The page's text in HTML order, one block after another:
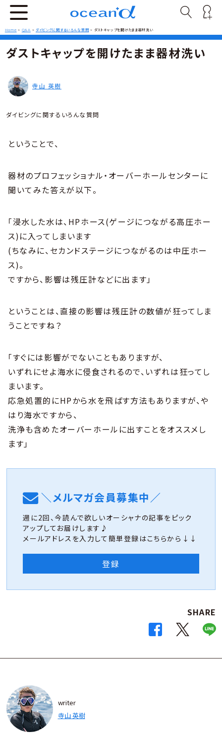
Home > Q&A > ダイビングに関するいろんな質問 > ダストキャップを開けたまま器材洗い
ダストキャップを開けたまま器材洗い
寺山 英樹
ダイビングに関するいろんな質問
ということで、
器材のプロフェッショナル・オーバーホールセンターに
聞いてみた答えが以下。
「浸水した水は、HPホース(ゲージにつながる高圧ホー
ス)に入ってしまいます
(ちなみに、セカンドステージにつながるのは中圧ホー
ス)。
ですから、影響は残圧計などに出ます」
ということは、直接の影響は残圧計の数値が狂ってしま
うことですね？
「すぐには影響がでないこともありますが、
いずれにせよ海水に侵食されるので、いずれは狂ってし
まいます。
応急処置的にHPから水を飛ばす方法もありますが、や
はり海水ですから、
洗浄も含めたオーバーホールに出すことをオススメし
ます」
＼メルマガ会員募集中／
週に2回、今読んで欲しいオーシャナの記事をピック
アップしてお届けします♪
メールアドレスを入力して簡単登録はこちらから↓↓
登録
SHARE
writer
寺山 英樹